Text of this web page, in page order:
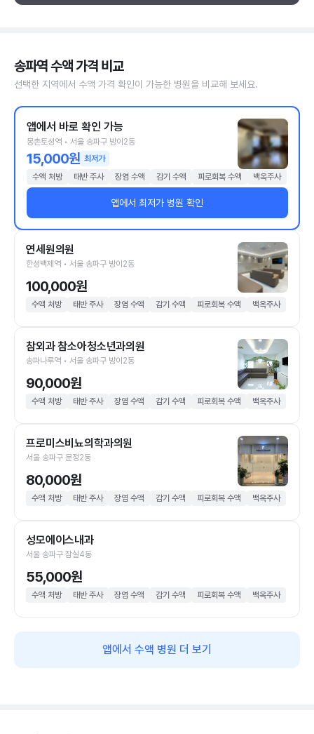
송파역 수액 가격 비교
선택한 지역에서 수액 가격 확인이 가능한 병원을 비교해 보세요.
앱에서 바로 확인 가능
몽촌토성역 • 서울 송파구 방이2동
15,000원 최저가
수액 처방
태반 주사 장염 수액 감기 수액 피로회복 수액 백옥주사
앱에서 최저가 병원 확인
연세원의원
한성백제역 • 서울 송파구 방이2동
100,000원
수액 처방 태반 주사 장염 수액 감기 수액 피로회복 수액 백옥주사
참외과 참소아청소년과의원
송파나루역 • 서울 송파구 방이2동
90,000원
수액 처방 태반 주사 장염 수액 감기 수액 피로회복 수액 백옥주사
프로미스비뇨의학과의원
서울 송파구 문정2동
80,000원
수액 처방 태반 주사 장염 수액 감기 수액 피로회복 수액 백옥주사
성모에이스내과
서울 송파구 잠실4동
55,000원
수액 처방 태반 주사 장염 수액 감기 수액 피로회복 수액 백옥주사
앱에서 수액 병원 더 보기